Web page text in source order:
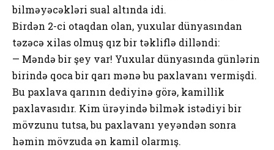
bilməyəcəkləri sual altında idi.
Birdən 2-ci otaqdan olan, yuxular dünyasından
təzəcə xilas olmuş qız bir təkliflə dilləndi:
— Məndə bir şey var! Yuxular dünyasında günlərin
birində qoca bir qarı mənə bu paxlavanı vermişdi.
Bu paxlava qarının dediyinə görə, kamillik
paxlavasıdır. Kim ürəyində bilmək istədiyi bir
mövzunu tutsa, bu paxlavanı yeyəndən sonra
həmin mövzuda ən kamil olarmış.